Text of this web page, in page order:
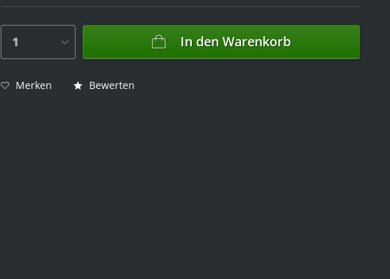
In den Warenkorb
Merken Bewerten